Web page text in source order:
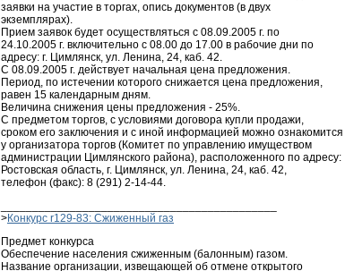
заявки на участие в торгах, опись документов (в двух
экземплярах).
Прием заявок будет осуществляться с 08.09.2005 г. по
24.10.2005 г. включительно с 08.00 до 17.00 в рабочие дни по
адресу: г. Цимлянск, ул. Ленина, 24, каб. 42.
С 08.09.2005 г. действует начальная цена предложения.
Период, по истечении которого снижается цена предложения,
равен 15 календарным дням.
Величина снижения цены предложения - 25%.
С предметом торгов, с условиями договора купли продажи,
сроком его заключения и с иной информацией можно ознакомится
у организатора торгов (Комитет по управлению имуществом
администрации Цимлянского района), расположенного по адресу:
Ростовская область, г. Цимлянск, ул. Ленина, 24, каб. 42,
телефон (факс): 8 (291) 2-14-44.
>Конкурс r129-83: Сжиженный газ
Предмет конкурса
Обеспечение населения сжиженным (балонным) газом.
Название организации, извещающей об отмене открытого